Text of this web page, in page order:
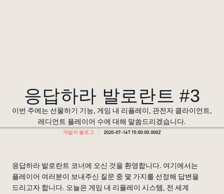
응답하라 발로란트 #3
이번 주에는 선물하기 기능, 게임 내 리플레이, 관전자 클라이언트,
레디언트 플레이어 수에 대해 말씀드리겠습니다.
개발자 블로그 2020-07-16T15:00:00.000Z
응답하라 발로란트 코너에 오신 것을 환영합니다. 여기에서는
플레이어 여러분이 보내주신 질문 중 몇 가지를 선정해 답변을
드리고자 합니다. 오늘은 게임 내 리플레이 시스템, 전 세계